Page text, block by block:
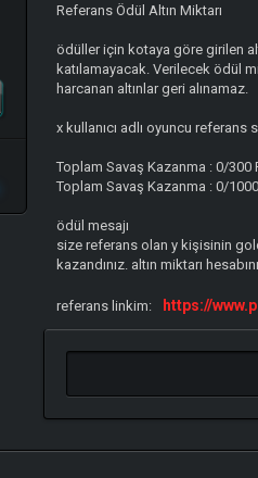
Referans Ödül Altın Miktarı
ödüller için kotaya göre girilen
katılamayacak. Verilecek ödül
harcanan altınlar geri alınamaz.
x kullanıcı adlı oyuncu referans
Toplam Savaş Kazanma : 0/300
Toplam Savaş Kazanma : 0/
ödül mesajı
size referans olan y kişisinin
kazandınız. altın miktarı
referans linkim: https://